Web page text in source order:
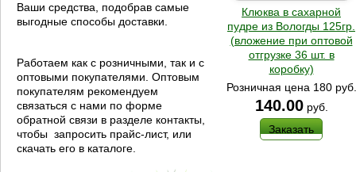
Ваши средства, подобрав самые
выгодные способы доставки.
Работаем как с розничными, так и с
оптовыми покупателями. Оптовым
покупателям рекомендуем
связаться с нами по форме
обратной связи в разделе контакты,
чтобы запросить прайс-лист, или
скачать его в каталоге.
Клюква в сахарной
пудре из Вологды 125гр.
(вложение при оптовой
отгрузке 36 шт. в
коробку)
Розничная цена 180 руб.
140.00 руб.
Заказать